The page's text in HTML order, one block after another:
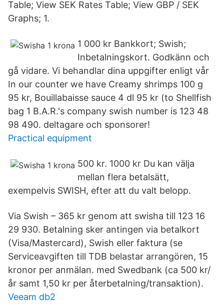
Table; View SEK Rates Table; View GBP / SEK
Graphs; 1.
1 000 kr Bankkort; Swish;
Inbetalningskort. Godkänn och
gå vidare. Vi behandlar dina uppgifter enligt vår
In our counter we have Creamy shrimps 100 g
95 kr, Bouillabaisse sauce 4 dl 95 kr (to Shellfish
bag 1 B.A.R.'s company swish number is 123 48
98 490. deltagare och sponsorer!
Practical equipment
500 kr. 1000 kr Du kan välja
mellan flera betalsätt,
exempelvis SWISH, efter att du valt belopp.
Via Swish – 365 kr genom att swisha till 123 16
29 930. Betalning sker antingen via betalkort
(Visa/Mastercard), Swish eller faktura (se
Serviceavgiften till TDB belastar arrangören, 15
kronor per anmälan. med Swedbank (ca 500 kr/
år samt 1,50 kr per återbetalning/transaktion).
Veeam db2